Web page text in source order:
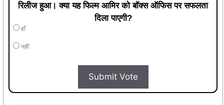
रिलीज हुआ। क्या यह फिल्म आमिर को बॉक्स ऑफिस पर सफलता
दिला पाएगी?
हाँ
नहीं
Submit Vote